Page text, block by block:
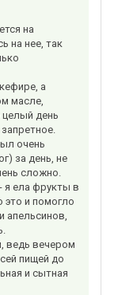
на
на нее, так
а
масле,
целый день
очень
за день, не
сложно.
я ела фрукты в
это и помогло
апельсинов,
ведь вечером
пищей до
и сытная